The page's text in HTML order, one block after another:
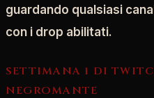
guardando qualsiasi
con i drop abilitati.
SETTIMANA 1 DI
NEGROMANTE